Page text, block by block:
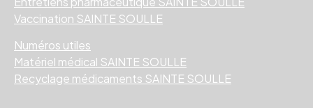
Vaccination SAINTE SOULLE
Numéros utiles
Matériel médical SAINTE SOULLE
Recyclage médicaments SAINTE SOULLE